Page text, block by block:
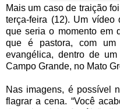
Mais um caso de traição
terça-feira (12). Um
que seria o momento em
que é pastora, com
evangélica, dentro de
Campo Grande, no Mato
Nas imagens, é possível
flagrar a cena. “Você